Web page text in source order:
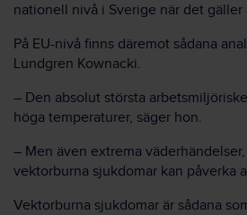
nationell nivå i Sverige när det gäller
På EU-nivå finns däremot sådana
Lundgren Kownacki.
– Den absolut största
höga temperaturer, säger hon.
– Men även extrema
vektorburna sjukdomar kan påverka
Vektorburna sjukdomar är sådana